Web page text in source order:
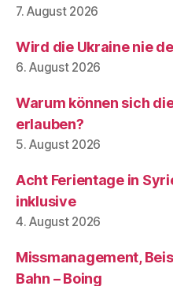
7. August 2026
Wird die Ukraine nie
6. August 2026
Warum können sich
erlauben?
5. August 2026
Acht Ferientage in
inklusive
4. August 2026
Missmanagement,
Bahn – Boing